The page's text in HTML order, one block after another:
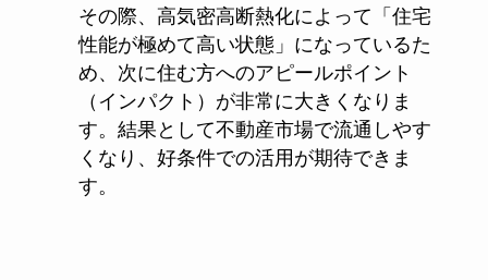
その際、高気密高断熱化によって「住宅
性能が極めて高い状態」になっているた
め、次に住む方へのアピールポイント
（インパクト）が非常に大きくなりま
す。結果として不動産市場で流通しやす
くなり、好条件での活用が期待できま
す。